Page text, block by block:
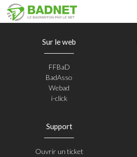
Sur le web
FFBaD
BadAsso
Webad
i-click
Support
Ouvrir un ticket